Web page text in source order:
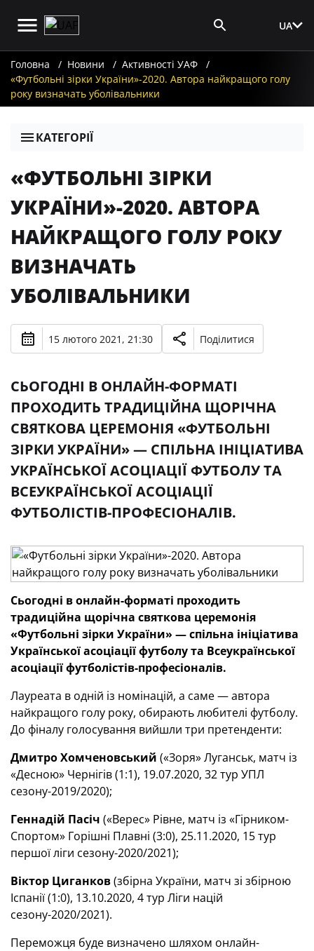
UA
Головна Новини
Активності УАФ
«Футбольні зірки України»-2020. Автора найкращого голу
року визначать уболівальники
КАТЕГОРІЇ
«ФУТБОЛЬНІ ЗІРКИ
УКРАЇНИ»-2020. АВТОРА
НАЙКРАЩОГО ГОЛУ РОКУ
ВИЗНАЧАТЬ
УБОЛІВАЛЬНИКИ
15 лютого 2021, 21:30 Поділитися
СЬОГОДНІ В ОНЛАЙН-ФОРМАТІ
ПРОХОДИТЬ ТРАДИЦІЙНА ЩОРІЧНА
СВЯТКОВА ЦЕРЕМОНІЯ «ФУТБОЛЬНІ
ЗІРКИ УКРАЇНИ» — СПІЛЬНА ІНІЦІАТИВА
УКРАЇНСЬКОЇ АСОЦІАЦІЇ ФУТБОЛУ ТА
ВСЕУКРАЇНСЬКОЇ АСОЦІАЦІЇ
ФУТБОЛІСТІВ-ПРОФЕСІОНАЛІВ.
Сьогодні в онлайн-форматі проходить
традиційна щорічна святкова церемонія
«Футбольні зірки України» — спільна ініціатива
Української асоціації футболу та Всеукраїнської
асоціації футболістів-професіоналів.
Лауреата в одній із номінацій, а саме — автора
найкращого голу року, обирають любителі футболу.
До фіналу голосування вийшли три претенденти:
Дмитро Хомченовський («Зоря» Луганськ, матч із
«Десною» Чернігів (1:1), 19.07.2020, 32 тур УПЛ
сезону-2019/2020);
Геннадій Пасіч («Верес» Рівне, матч із «Гірником-
Спортом» Горішні Плавні (3:0), 25.11.2020, 15 тур
першої ліги сезону-2020/2021);
Віктор Циганков(збірна України, матч зі збірною
Іспанії (1:0), 13.10.2020, 4 тур Ліги націй
сезону-2020/2021).
Переможця буде визначено шляхом онлайн-